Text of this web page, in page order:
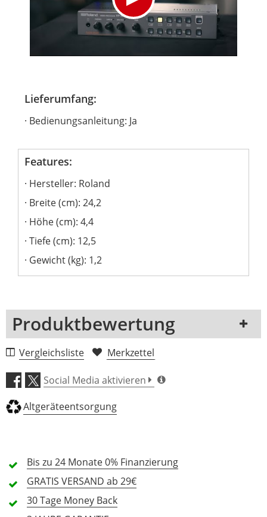
Lieferumfang:
Bedienungsanleitung: Ja
Features:
Hersteller: Roland
Breite (cm): 24,2
Höhe (cm): 4,4
Tiefe (cm): 12,5
Gewicht (kg): 1,2
Produktbewertung
1 Rezension
5 Sterne
4 Sterne
3 Sterne
Alle Sprachen
Vergleichsliste Merkzettel
Social Media aktivieren
Altgeräteentsorgung
Bis zu 24 Monate0% Finanzierung
GRATIS VERSAND ab 29€
30 Tage Money Back